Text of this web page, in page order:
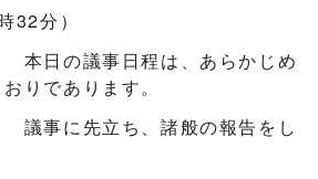
32分）
日の議事日程は、あらかじめ
りであります。
事に先立ち、諸般の報告をし